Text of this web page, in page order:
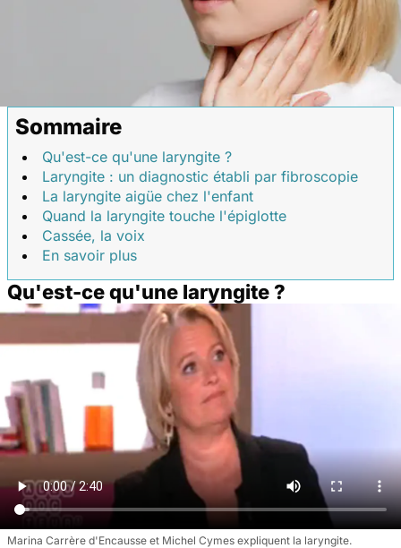
Sommaire
Qu'est-ce qu'une laryngite ?
Laryngite : un diagnostic établi par fibroscopie
La laryngite aigüe chez l'enfant
Quand la laryngite touche l'épiglotte
Cassée, la voix
En savoir plus
Qu'est-ce qu'une laryngite ?
Marina Carrère d'Encausse et Michel Cymes expliquent la laryngite.